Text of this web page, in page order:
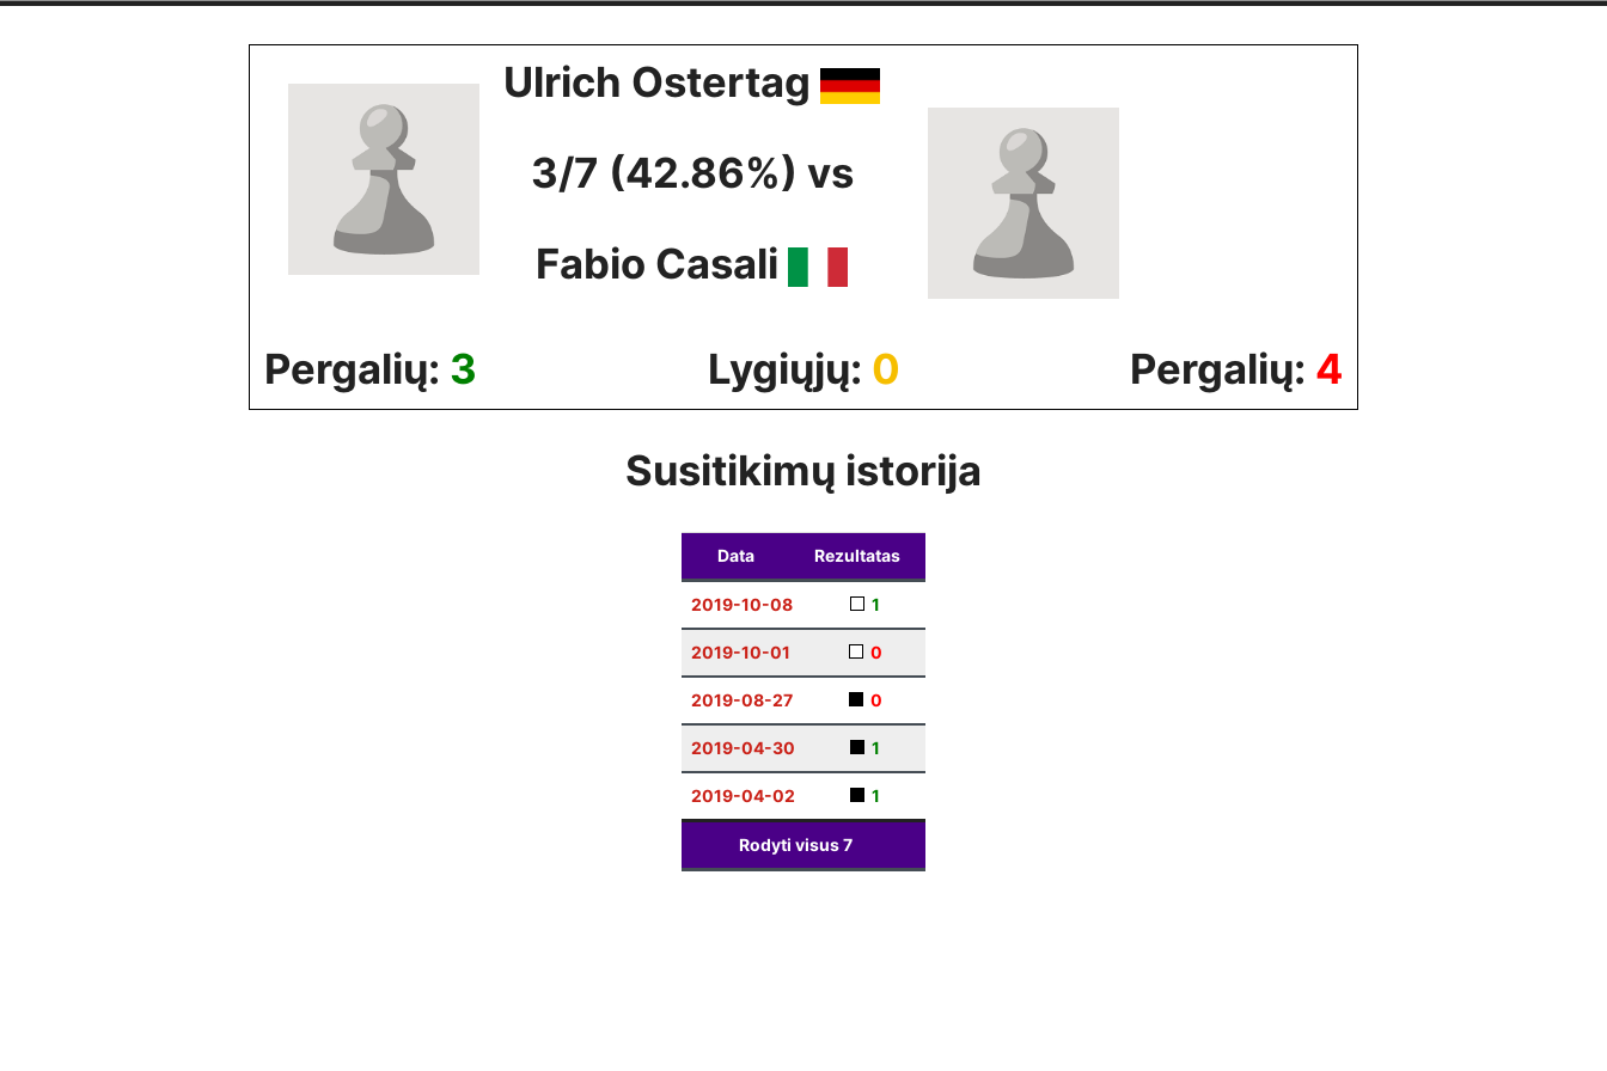
Ulrich Ostertag
3/7 (42.86%) vs
Fabio Casali
Pergalių: 3 Lygiųjų: 0 Pergalių: 4
Susitikimų istorija
Data Rezultatas
2019-10-08 1
2019-10-01 0
2019-08-27 0
2019-04-30 1
2019-04-02 1
Rodyti visus7